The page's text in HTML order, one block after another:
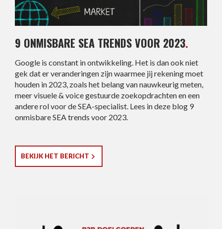
9 ONMISBARE SEA TRENDS VOOR 2023.
Google is constant in ontwikkeling. Het is dan ook niet
gek dat er veranderingen zijn waarmee jij rekening moet
houden in 2023, zoals het belang van nauwkeurig meten,
meer visuele & voice gestuurde zoekopdrachten en een
andere rol voor de SEA-specialist. Lees in deze blog 9
onmisbare SEA trends voor 2023.
BEKIJK HET BERICHT